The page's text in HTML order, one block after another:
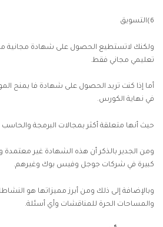
6)التسويق
ولكنك لاتستطيع الحصول على شهادة مجانية
تعليمي مجاني فقط.
في نهاية الكورس.
حيث أنها متعلقة أكثر بمجالات البرمجة والحاسب
ومن الجدير بالذكر أن هذه الشهادة غير
كبيرة في شركات جوجل وفيس بوك وغيرهم.
وبالإضافة إلى ذلك ومن أبرز مميزاتها هو
والمساحات الحرة للمناقشات وأي أسئلة.